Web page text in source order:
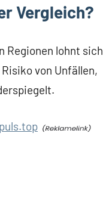
Vergleich?
Regionen lohnt sich
von Unfällen,